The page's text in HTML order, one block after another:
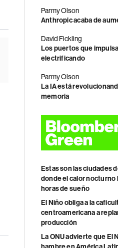
Parmy Olson
Anthropic acaba de
David Fickling
Los puertos que
electrificando
Parmy Olson
La IA está
memoria
Estas son las ciudades
donde el calor nocturno
horas de sueño
El Niño obliga a la
centroamericana a
producción
La ONU advierte que El